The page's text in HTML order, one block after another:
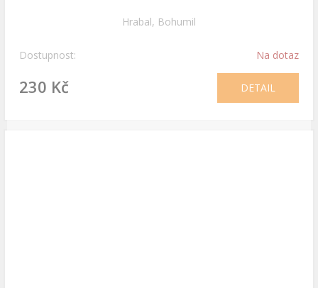
Hrabal, Bohumil
Dostupnost: Na dotaz
230 Kč DETAIL